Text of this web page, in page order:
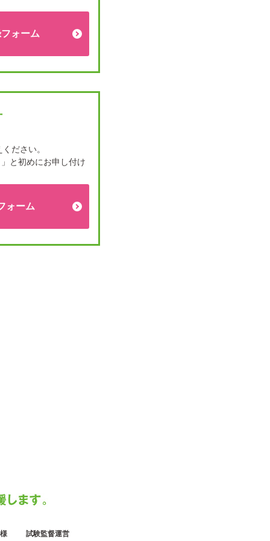
ォーム
ださい。
と初めにお申し付け
ォーム
試験監督運営